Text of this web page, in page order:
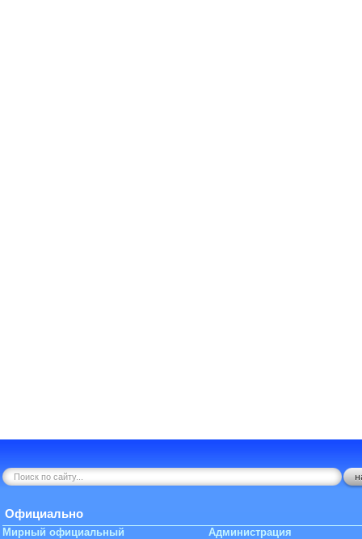
Официально
Мирный официальный Администрация